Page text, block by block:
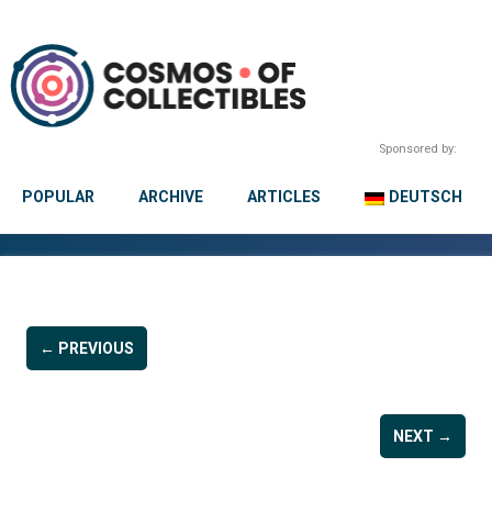
Sponsored by:
POPULAR ARCHIVE ARTICLES DEUTSCH
← PREVIOUS
NEXT →